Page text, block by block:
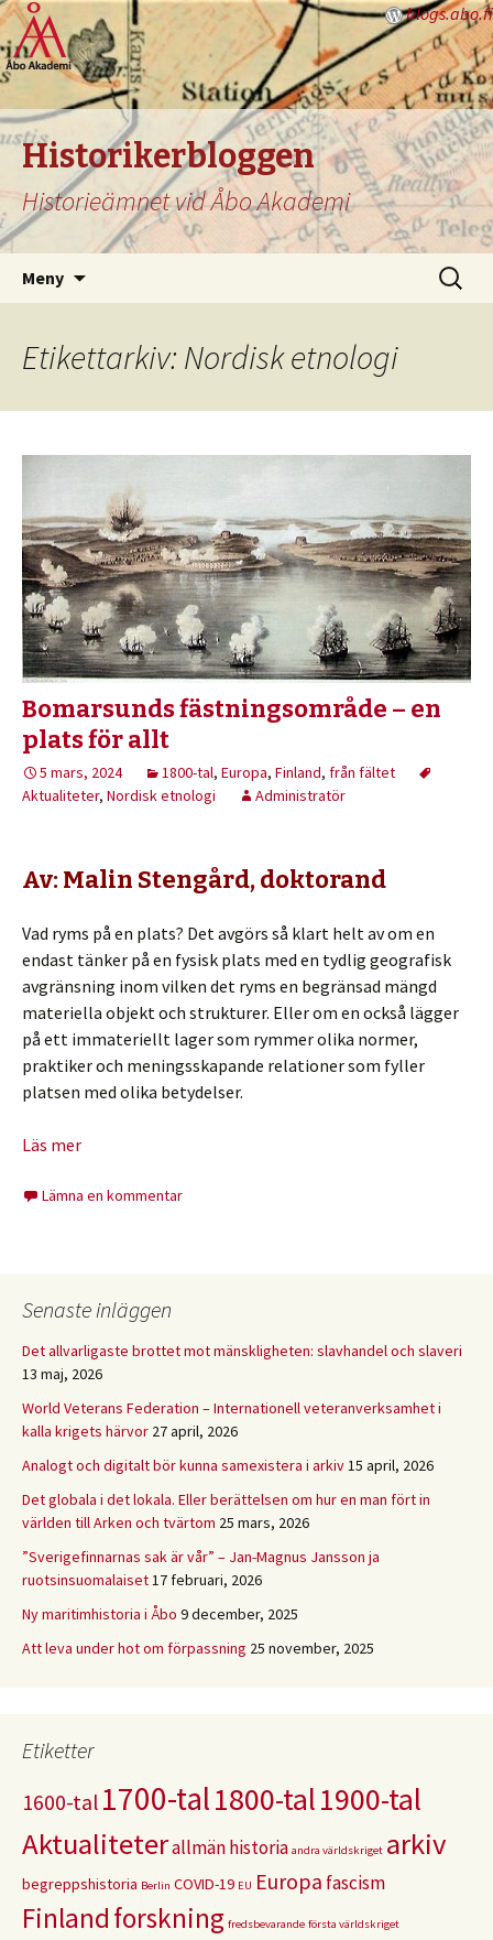
blogs.abo.fi
Historikerbloggen
Historieämnet vid Åbo Akademi
Meny
Sök
efter:
Etikettarkiv: Nordisk etnologi
Bomarsunds fästningsområde – en
plats för allt
5 mars, 2024 1800-tal, Europa, Finland, från fältet
Aktualiteter, Nordisk etnologi Administratör
Av: Malin Stengård, doktorand
Vad ryms på en plats? Det avgörs så klart helt av om en
endast tänker på en fysisk plats med en tydlig geografisk
avgränsning inom vilken det ryms en begränsad mängd
materiella objekt och strukturer. Eller om en också lägger
på ett immateriellt lager som rymmer olika normer,
praktiker och meningsskapande relationer som fyller
platsen med olika betydelser.
Läs mer
Lämna en kommentar
Senaste inläggen
Det allvarligaste brottet mot mänskligheten: slavhandel och slaveri
13 maj, 2026
World Veterans Federation – Internationell veteranverksamhet i
kalla krigets härvor 27 april, 2026
Analogt och digitalt bör kunna samexistera i arkiv15 april, 2026
Det globala i det lokala. Eller berättelsen om hur en man fört in
världen till Arken och tvärtom 25 mars, 2026
”Sverigefinnarnas sak är vår” – Jan-Magnus Jansson ja
ruotsinsuomalaiset17 februari, 2026
Ny maritimhistoria i Åbo 9 december, 2025
Att leva under hot om förpassning 25 november, 2025
Etiketter
1600-tal 1700-tal1800-tal1900-tal
Aktualiteterallmän historia andra världskriget arkiv
begreppshistoria Berlin COVID-19 EU Europa fascism
Finlandforskning fredsbevarande första världskriget